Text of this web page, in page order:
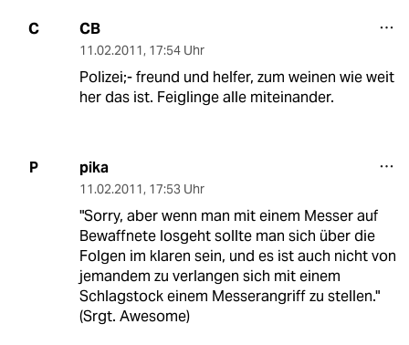
C CB
11.02.2011, 17:54 Uhr
Polizei;- freund und helfer, zum weinen wie weit
her das ist. Feiglinge alle miteinander.
P pika
11.02.2011, 17:53 Uhr
"Sorry, aber wenn man mit einem Messer auf
Bewaffnete losgeht sollte man sich über die
Folgen im klaren sein, und es ist auch nicht von
jemandem zu verlangen sich mit einem
Schlagstock einem Messerangriff zu stellen."
(Srgt. Awesome)